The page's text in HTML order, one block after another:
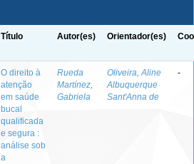
Título Autor(es) Orientador(es)
O direito à
atenção
em saúde
bucal
qualificada
e segura :
análise sob
a
Rueda
Martínez,
Gabriela
Oliveira, Aline
Albuquerque
Sant'Anna de
-